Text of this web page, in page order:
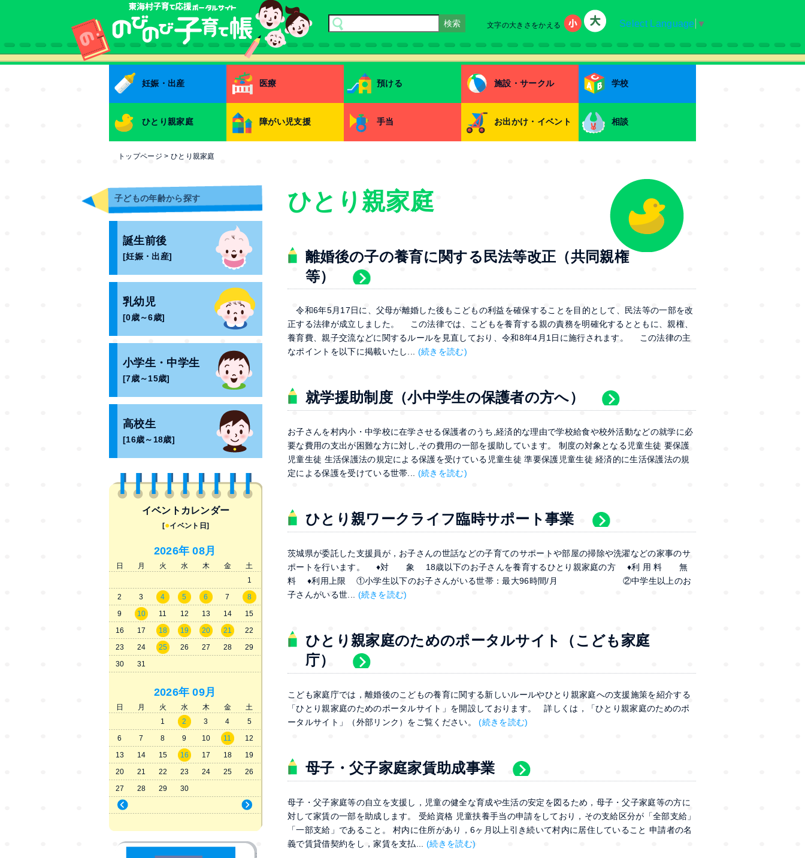
文字の大きさをかえる
Select Language ▼
妊娠・出産 医療 預ける 施設・サークル 学校
ひとり親家庭 障がい児支援 手当 お出かけ・イベント 相談
トップページ > ひとり親家庭
子どもの年齢から探す
誕生前後
[妊娠・出産]
乳幼児
[0歳～6歳]
小学生・中学生
[7歳～15歳]
高校生
[16歳～18歳]
イベントカレンダー
[●イベント日]
2026年 08月
日 月 火 水 木 金
土
1
2
3 4 5 6 7
8
9
10 11 12 13 14
15
16
17 18 19 20 21
22
23
24 25 26 27 28
29
30
31
2026年 09月
日 月 火 水 木 金 土
1 2 3 4
5
6
7 8 9 10 11
12
13
14 15 16 17 18
19
20
21 22 23 24 25
26
27
28 29 30
ひとり親家庭
離婚後の子の養育に関する民法等改正（共同親権
等）
令和6年5月17日に、父母が離婚した後もこどもの利益を確保することを目的として、民法等の一部を改
正する法律が成立しました。 この法律では、こどもを養育する親の責務を明確化するとともに、親権、
養育費、親子交流などに関するルールを見直しており、令和8年4月1日に施行されます。 この法律の主
なポイントを以下に掲載いたし... (続きを読む)
就学援助制度（小中学生の保護者の方へ）
お子さんを村内小・中学校に在学させる保護者のうち,経済的な理由で学校給食や校外活動などの就学に必
要な費用の支出が困難な方に対し,その費用の一部を援助しています。 制度の対象となる児童生徒 要保護
児童生徒 生活保護法の規定による保護を受けている児童生徒 準要保護児童生徒 経済的に生活保護法の規
定による保護を受けている世帯...
(続きを読む)
ひとり親ワークライフ臨時サポート事業
茨城県が委託した支援員が，お子さんの世話などの子育てのサポートや部屋の掃除や洗濯などの家事のサ
ポートを行います。 ♦対 象 18歳以下のお子さんを養育するひとり親家庭の方 ♦利 用 料 無
料 ♦利用上限 ①小学生以下のお子さんがいる世帯：最大96時間/月 ②中学生以上のお
子さんがいる世...
(続きを読む)
ひとり親家庭のためのポータルサイト（こども家庭
庁）
こども家庭庁では，離婚後のこどもの養育に関する新しいルールやひとり親家庭への支援施策を紹介する
「ひとり親家庭のためのポータルサイト」を開設しております。 詳しくは，「ひとり親家庭のためのポ
ータルサイト」（外部リンク）をご覧ください。
(続きを読む)
母子・父子家庭家賃助成事業
母子・父子家庭等の自立を支援し，児童の健全な育成や生活の安定を図るため，母子・父子家庭等の方に
対して家賃の一部を助成します。 受給資格 児童扶養手当の申請をしており，その支給区分が「全部支給」
「一部支給」であること。 村内に住所があり，6ヶ月以上引き続いて村内に居住していること 申請者の名
義で賃貸借契約をし，家賃を支払...
(続きを読む)